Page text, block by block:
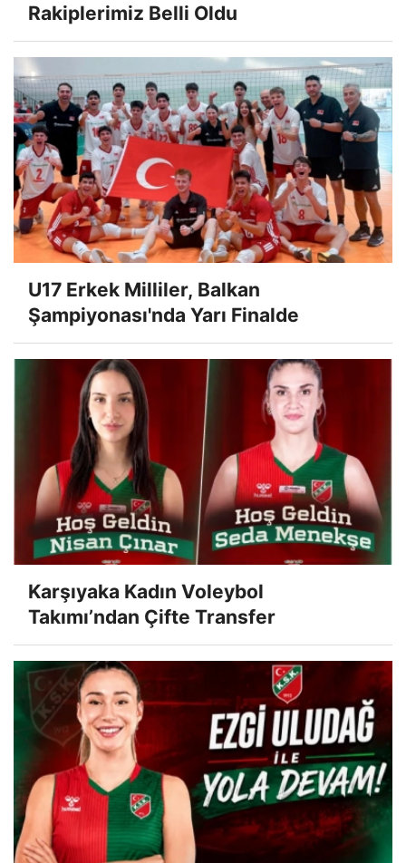
Rakiplerimiz Belli Oldu
U17 Erkek Milliler, Balkan
Şampiyonası'nda Yarı Finalde
Karşıyaka Kadın Voleybol
Takımı’ndan Çifte Transfer